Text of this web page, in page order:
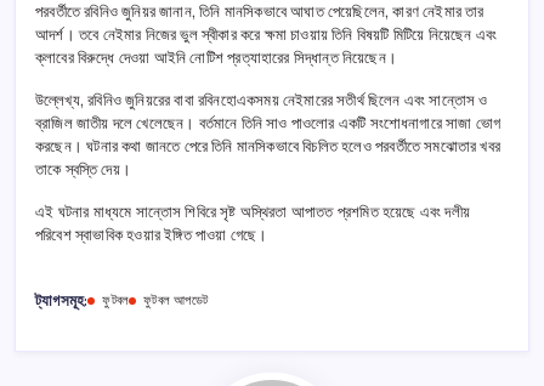
পরবর্তীতে রবিনিও জুনিয়র জানান, তিনি মানসিকভাবে আঘাত পেয়েছিলেন, কারণ নেইমার তার
আদর্শ। তবে নেইমার নিজের ভুল স্বীকার করে ক্ষমা চাওয়ায় তিনি বিষয়টি মিটিয়ে নিয়েছেন এবং
ক্লাবের বিরুদ্ধে দেওয়া আইনি নোটিশ প্রত্যাহারের সিদ্ধান্ত নিয়েছেন।
উল্লেখ্য, রবিনিও জুনিয়রের বাবা রবিনহোএকসময় নেইমারের সতীর্থ ছিলেন এবং সান্তোস ও
ব্রাজিল জাতীয় দলে খেলেছেন। বর্তমানে তিনি সাও পাওলোর একটি সংশোধনাগারে সাজা ভোগ
করছেন। ঘটনার কথা জানতে পেরে তিনি মানসিকভাবে বিচলিত হলেও পরবর্তীতে সমঝোতার খবর
তাকে স্বস্তি দেয়।
এই ঘটনার মাধ্যমে সান্তোস শিবিরে সৃষ্ট অস্থিরতা আপাতত প্রশমিত হয়েছে এবং দলীয়
পরিবেশ স্বাভাবিক হওয়ার ইঙ্গিত পাওয়া গেছে।
ট্যাগসমূহ: ফুটবল ফুটবল আপডেট